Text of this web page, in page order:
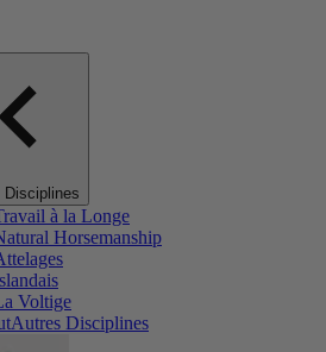
Disciplines
à la Longe
Horsemanship
Voltige
Disciplines